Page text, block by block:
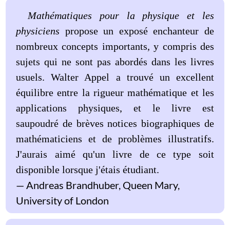
Mathématiques pour la physique et les
physiciens propose un exposé enchanteur de
nombreux concepts importants, y compris des
sujets qui ne sont pas abordés dans les livres
usuels. Walter Appel a trouvé un excellent
équilibre entre la rigueur mathématique et les
applications physiques, et le livre est
saupoudré de brèves notices biographiques de
mathématiciens et de problèmes illustratifs.
J'aurais aimé qu'un livre de ce type soit
disponible lorsque j'étais étudiant.
Andreas Brandhuber, Queen Mary,
University of London